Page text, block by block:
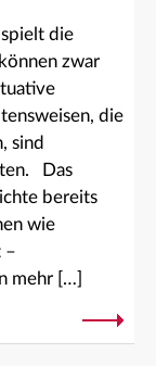
die
zwar
die
sind
Das
bereits
wie
–
mehr […]